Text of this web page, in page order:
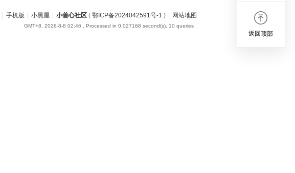
| 手机版 | 小黑屋 | 小善心社区 ( 鄂ICP备2024042591号-1 ) | 网站地图
返回顶部
GMT+8, 2026-8-8 02:46 , Processed in 0.027168 second(s), 10 queries .